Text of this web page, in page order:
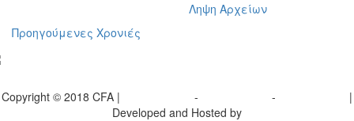
Ληψη Αρχείων
Προηγούμενες Χρονιές
Copyright © 2018 CFA | - -
|
Developed and Hosted by